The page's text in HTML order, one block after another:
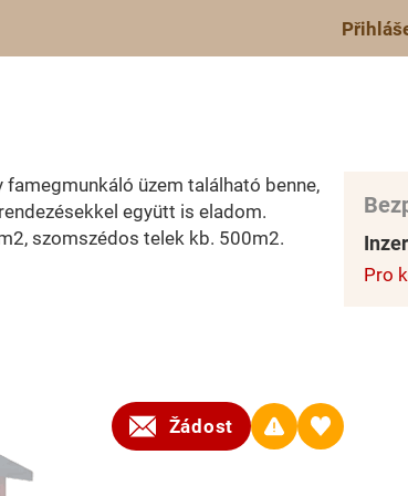
üzem található benne,
együtt is eladom.
szomszédos telek kb. 500m2.
Žádost
Pro